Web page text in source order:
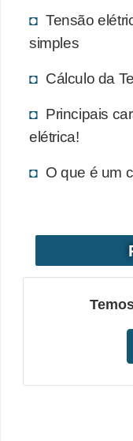
Tensão
simples
Cálculo da
Principais
elétrica!
O que é um